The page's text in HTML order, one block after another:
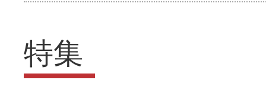
特集